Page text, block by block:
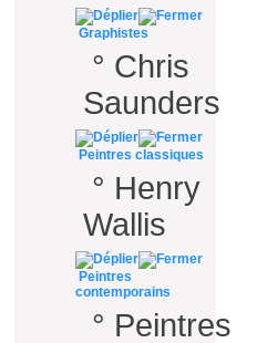
Graphistes
° Chris
Saunders
Peintres classiques
° Henry
Wallis
Peintres
contemporains
° Peintres